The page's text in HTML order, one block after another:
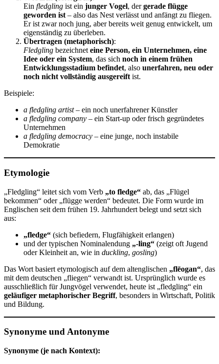
Ein fledgling ist ein junger Vogel, dergerade flügge
geworden ist – also das Nest verlässt und anfängt zu fliegen.
Er ist zwar noch jung, aber bereits weit genug entwickelt, um
eigenständig zu überleben.
Übertragen (metaphorisch):
Fledgling bezeichnet eine Person, ein Unternehmen, eine
Idee oder ein System, das sich noch in einem frühen
Entwicklungsstadium befindet, also unerfahren, neu oder
noch nicht vollständig ausgereift ist.
Beispiele:
a fledgling artist– ein noch unerfahrener Künstler
a fledgling company – ein Start-up oder frisch gegründetes
Unternehmen
a fledgling democracy – eine junge, noch instabile
Demokratie
Etymologie
„Fledgling“ leitet sich vom Verb „to fledge“ ab, das „Flügel
bekommen“ oder „flügge werden“ bedeutet. Die Form wurde im
Englischen seit dem frühen 19. Jahrhundert belegt und setzt sich
aus:
„fledge“ (sich befiedern, Flugfähigkeit erlangen)
und der typischen Nominalendung „-ling“ (zeigt oft Jugend
oder Kleinheit an, wie in duckling, gosling)
Das Wort basiert etymologisch auf dem altenglischen „flēogan“, das
mit dem deutschen „fliegen“ verwandt ist. Ursprünglich wurde es
ausschließlich für Jungvögel verwendet, heute ist „fledgling“ ein
geläufiger metaphorischer Begriff, besonders in Wirtschaft, Politik
und Bildung.
Synonyme und Antonyme
Synonyme (je nach Kontext):